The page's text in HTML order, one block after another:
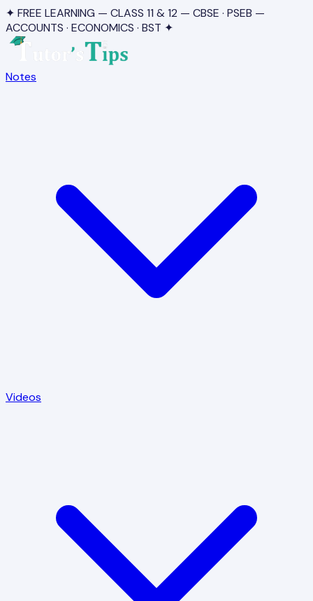
✦ FREE LEARNING — CLASS 11 & 12 — CBSE · PSEB —
ACCOUNTS · ECONOMICS · BST ✦
Notes
Videos